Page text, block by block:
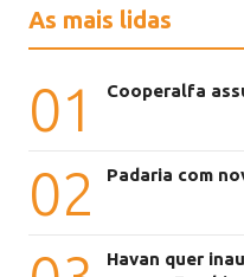
As mais lidas
01 Cooperalfa
02 Padaria com
Havan quer